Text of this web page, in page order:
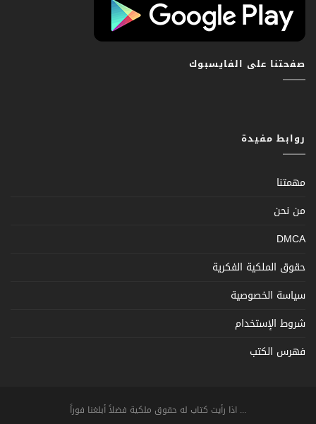
صفحتنا على الفايسبوك
روابط مفيدة
مهمتنا
من نحن
DMCA
حقوق الملكية الفكرية
سياسة الخصوصية
شروط الإستخدام
فهرس الكتب
... اذا رأيت كتاب له حقوق ملكية فضلاً أبلغنا فوراً